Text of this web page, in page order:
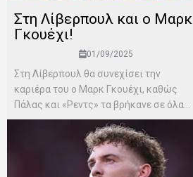
Στη Λίβερπουλ και ο Μαρκ
Γκουέχι!
01/09/2025
Στη Λίβερπουλ θα συνεχίσει την
καριέρα του ο Μαρκ Γκουέχι, καθώς
Πάλας και «Ρεντς» τα βρήκανε σε όλα...